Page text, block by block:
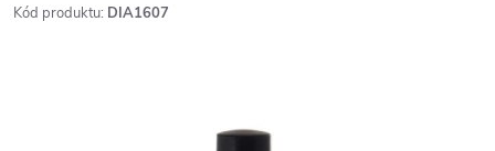
Kód produktu: DIA1607